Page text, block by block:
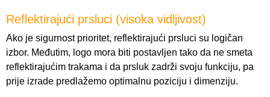
Reflektirajući prsluci (visoka vidljivost)
Ako je sigurnost prioritet, reflektirajući prsluci su logičan
izbor. Međutim, logo mora biti postavljen tako da ne smeta
reflektirajućim trakama i da prsluk zadrži svoju funkciju, pa
prije izrade predlažemo optimalnu poziciju i dimenziju.